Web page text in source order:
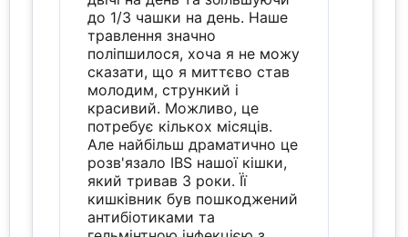
до 1/3 чашки на день. Наше
травлення значно
поліпшилося, хоча я не можу
сказати, що я миттєво став
молодим, стрункий і
красивий. Можливо, це
потребує кількох місяців.
Але найбільш драматично це
розв'язало IBS нашої кішки,
який тривав 3 роки. Її
кишківник був пошкоджений
антибіотиками та